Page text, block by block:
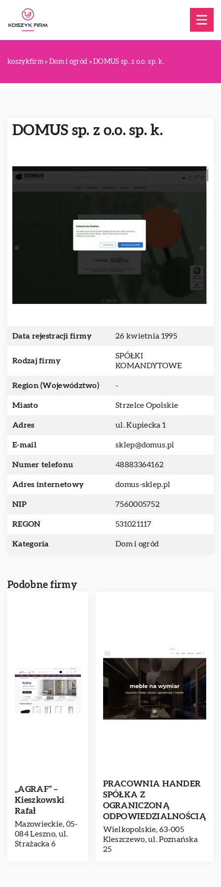
koszykfirm » Dom i ogród »DOMUS sp. z o.o. sp. k.
DOMUS sp. z o.o. sp. k.
Data rejestracji firmy 26 kwietnia 1995
Rodzaj firmy
SPÓŁKI
KOMANDYTOWE
Region (Województwo) -
Miasto Strzelce Opolskie
Adres ul. Kupiecka 1
E-mail sklep@domus.pl
Numer telefonu 48883364162
Adres internetowy domus-sklep.pl
NIP 7560005752
REGON 531021117
Kategoria Dom i ogród
Podobne firmy
„AGRAF” –
Kieszkowski
Rafał
Mazowieckie, 05-
084 Leszno, ul.
Strażacka 6
PRACOWNIA HANDER
SPÓŁKA Z
OGRANICZONĄ
ODPOWIEDZIALNOŚCIĄ
Wielkopolskie, 63-005
Kleszczewo, ul. Poznańska
25